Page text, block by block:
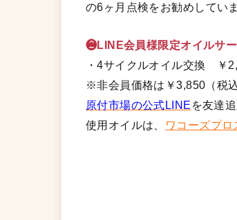
の6ヶ月点検をお勧めしていま
❷LINE会員様限定オイルサ
・4サイクルオイル交換 ￥
※非会員価格は￥3,850（税込
原付市場の公式LINE を友達
使用オイルは、
ワコーズプ